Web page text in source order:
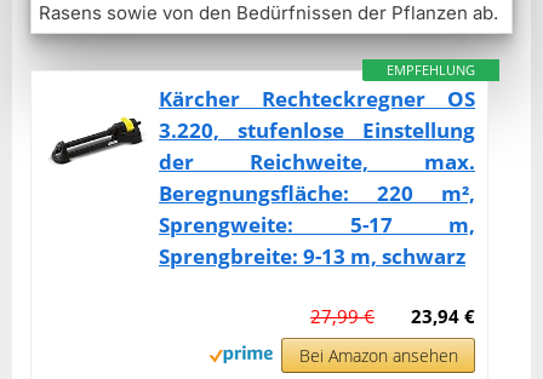
Rasens sowie von den Bedürfnissen der Pflanzen ab.
EMPFEHLUNG
Kärcher Rechteckregner OS
3.220, stufenlose Einstellung
der Reichweite, max.
Beregnungsfläche: 220 m²,
Sprengweite: 5-17 m,
Sprengbreite: 9-13 m, schwarz
23,94 €
27,99 €
Bei Amazon ansehen